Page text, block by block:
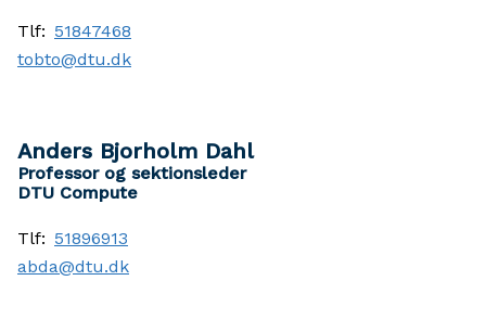
Tlf: 51847468
tobto@dtu.dk
Anders Bjorholm Dahl
Professor og sektionsleder
DTU Compute
Tlf: 51896913
abda@dtu.dk